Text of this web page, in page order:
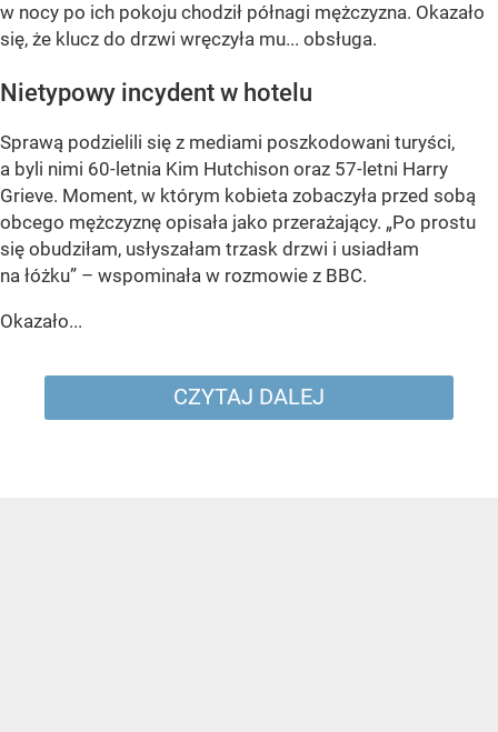
w nocy po ich pokoju chodził półnagi mężczyzna. Okazało
się, że klucz do drzwi wręczyła mu... obsługa.
Nietypowy incydent w hotelu
Sprawą podzielili się z mediami poszkodowani turyści,
a byli nimi 60-letnia Kim Hutchison oraz 57-letni Harry
Grieve. Moment, w którym kobieta zobaczyła przed sobą
obcego mężczyznę opisała jako przerażający. „Po prostu
się obudziłam, usłyszałam trzask drzwi i usiadłam
na łóżku” – wspominała w rozmowie z BBC.
Okazało...
CZYTAJ DALEJ